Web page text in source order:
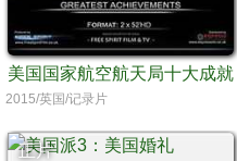
美国国家航空航天局十大成就
2015/英国/记录片
正片